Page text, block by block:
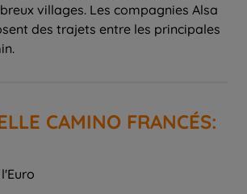
villages. Les compagnies Alsa
des trajets entre les principales
CAMINO FRANCÉS: